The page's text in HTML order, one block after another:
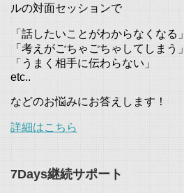
ルの対面セッションで
「話したいことがわからなくなる」
「考えがごちゃごちゃしてしまう」
「うまく相手に伝わらない」
etc..
などのお悩みにお答えします！
詳細はこちら
7Days継続サポート